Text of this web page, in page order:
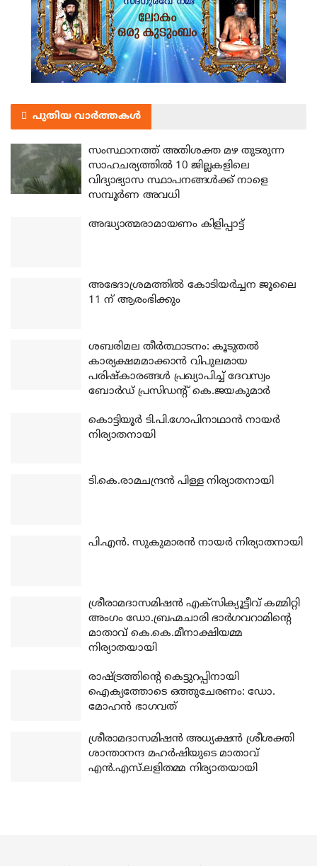
പുതിയ വാർത്തകൾ
സംസ്ഥാനത്ത് അതിശക്ത മഴ തുടരുന്ന
സാഹചര്യത്തിൽ 10 ജില്ലകളിലെ
വിദ്യാഭ്യാസ സ്ഥാപനങ്ങൾക്ക് നാളെ
സമ്പൂർണ അവധി
അദ്ധ്യാത്മരാമായണം കിളിപ്പാട്ട്
അഭേദാശ്രമത്തില്‍ കോടിയര്‍ച്ചന ജൂലൈ
11 ന് ആരംഭിക്കും
ശബരിമല തീര്‍ത്ഥാടനം: കൂടുതല്‍
കാര്യക്ഷമമാക്കാന്‍ വിപുലമായ
പരിഷ്‌കാരങ്ങള്‍ പ്രഖ്യാപിച്ച് ദേവസ്വം
ബോര്‍ഡ് പ്രസിഡന്റ് കെ.ജയകുമാര്‍
കൊട്ടിയൂര്‍ ടി.പി.ഗോപിനാഥാന്‍ നായര്‍
നിര്യാതനായി
ടി.കെ.രാമചന്ദ്രന്‍ പിള്ള നിര്യാതനായി
പി.എന്‍. സുകുമാരന്‍ നായര്‍ നിര്യാതനായി
ശ്രീരാമദാസമിഷന്‍ എക്‌സിക്യൂട്ടീവ് കമ്മിറ്റി
അംഗം ഡോ.ബ്രഹ്മചാരി ഭാര്‍ഗവറാമിന്റെ
മാതാവ് കെ.കെ.മീനാക്ഷിയമ്മ
നിര്യാതയായി
രാഷ്ട്രത്തിന്റെ കെട്ടുറപ്പിനായി
ഐക്യത്തോടെ ഒത്തുചേരണം: ഡോ.
മോഹന്‍ ഭാഗവത്
ശ്രീരാമദാസമിഷന്‍ അധ്യക്ഷന്‍ ശ്രീശക്തി
ശാന്താനന്ദ മഹര്‍ഷിയുടെ മാതാവ്
എന്‍.എസ്.ലളിതമ്മ നിര്യാതയായി